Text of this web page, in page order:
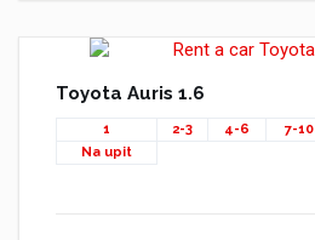
Toyota Auris 1.6
1 2-3 4-6 7-10
Na upit